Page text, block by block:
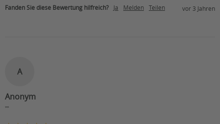
Fanden Sie diese Bewertung hilfreich? Ja Melden Teilen vor 3 Jahren
A
Anonym
""